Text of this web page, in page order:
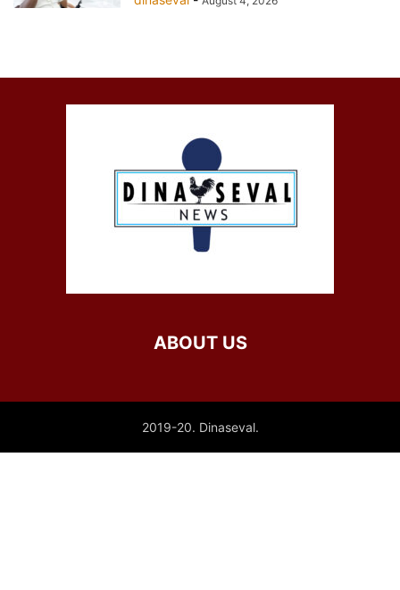
ABOUT US
2019-20. Dinaseval.